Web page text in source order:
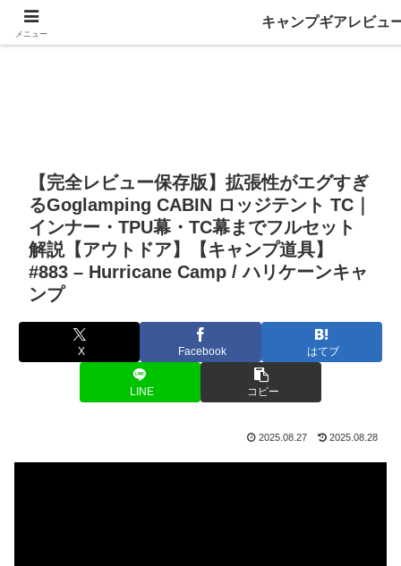
【完全レビュー保存版】拡張性がエグすぎ
るGoglamping CABIN ロッジテント TC｜
インナー・TPU幕・TC幕までフルセット
解説【アウトドア】【キャンプ道具】
#883 – Hurricane Camp / ハリケーンキャ
ンプ
X Facebook はてブ
LINE コピー
2025.08.27 2025.08.28
メニュー
キャンプギアレビュ